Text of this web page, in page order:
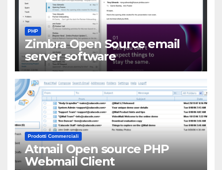
PHP
Zimbra Open Source email
server software
Prodotti Commerciali
Atmail Open source PHP
Webmail Client